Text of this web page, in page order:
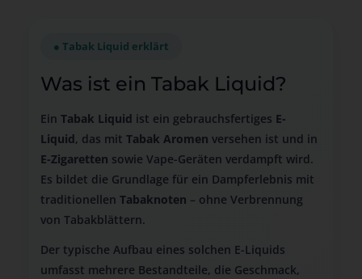
● Tabak Liquid erklärt
Was ist ein Tabak Liquid?
Ein Tabak Liquid ist ein gebrauchsfertiges E-
Liquid, das mit Tabak Aromen versehen ist und in
E-Zigaretten sowie Vape-Geräten verdampft wird.
Es bildet die Grundlage für ein Dampferlebnis mit
traditionellen Tabaknoten – ohne Verbrennung
von Tabakblättern.
Der typische Aufbau eines solchen E-Liquids
umfasst mehrere Bestandteile, die Geschmack,